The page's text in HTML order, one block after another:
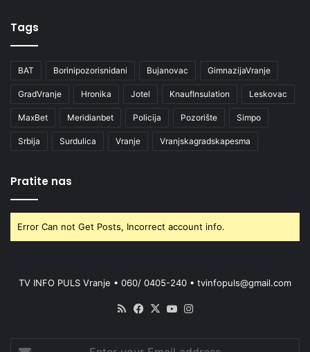
Tags
BAT Borinipozorisnidani Bujanovac GimnazijaVranje
GradVranje Hronika Jotel KnaufInsulation Leskovac
MaxBet Meridianbet Policija Pozorište Simpo
Srbija Surdulica Vranje Vranjskagradskapesma
Pratite nas
Error Can not Get Posts, Incorrect account info.
TV INFO PULS Vranje • 060/ 0405-240 • tvinfopuls@gmail.com
RSS Facebook
X YouTube